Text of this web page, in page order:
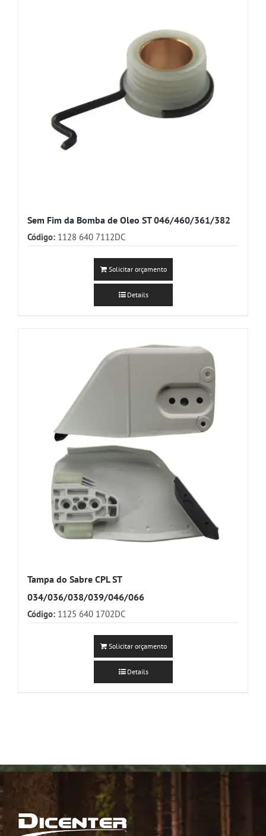
Sem Fim da Bomba de Oleo ST 046/460/361/382
Código: 1128 640 7112DC
Solicitar orçamento
Details
Tampa do Sabre CPL ST
034/036/038/039/046/066
Código: 1125 640 1702DC
Solicitar orçamento
Details